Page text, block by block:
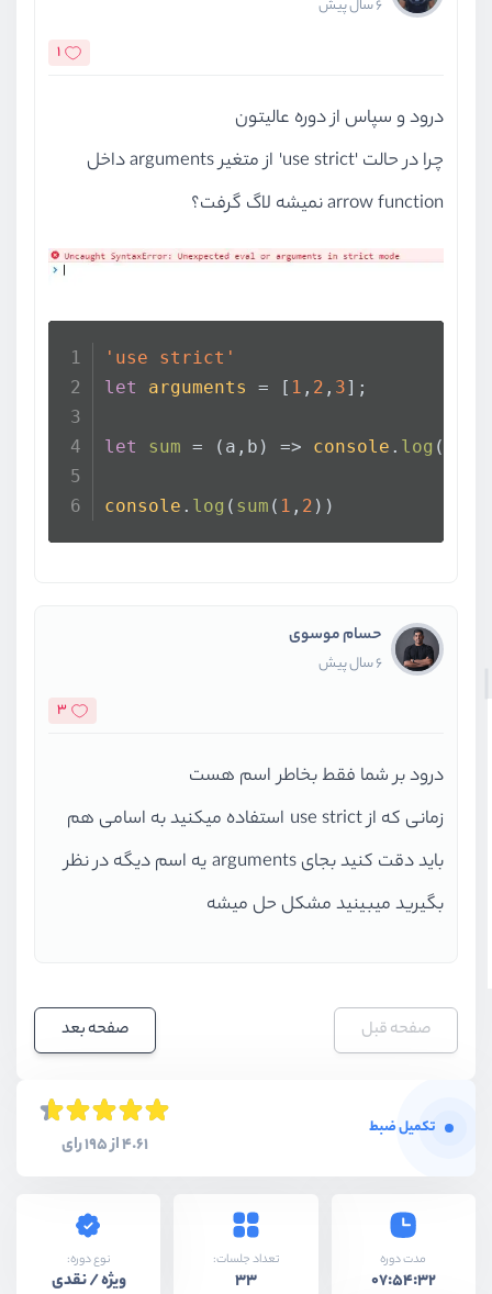
6 سال پیش
1
درود و سپاس از دوره عالیتون
چرا در حالت 'use strict' از متغیر arguments داخل
arrow function نمیشه لاگ گرفت؟
'use strict'
let
arguments = [ 1 , 2 , 3];
let sum = ( a,b ) => console . log (
console . log ( sum ( 1 , 2 ))
حسام موسوی
6 سال پیش
3
درود بر شما فقط بخاطر اسم هست
زمانی که از use strict استفاده میکنید به اسامی هم
باید دقت کنید بجای arguments یه اسم دیگه در نظر
بگیرید میبینید مشکل حل میشه
صفحه بعد صفحه قبل
تکمیل ضبط
4.61 از 195 رای
مدت دوره
07:54:32
تعداد جلسات:
33
نوع دوره:
ویژه / نقدی